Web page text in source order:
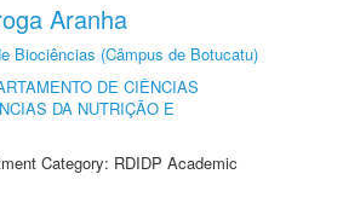
Aranha
Biociências (Câmpus de Botucatu)
DE CIÊNCIAS
DA NUTRIÇÃO E
Category: RDIDP Academic